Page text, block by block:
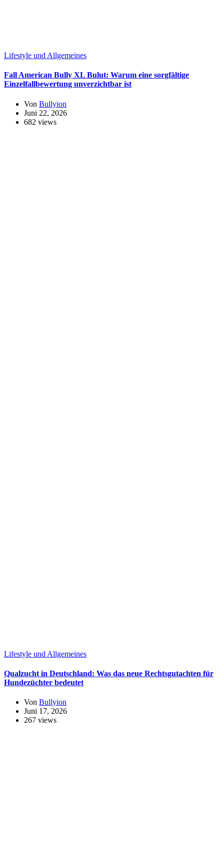
Lifestyle und Allgemeines
Fall American Bully XL Bulut: Warum eine sorgfältige
Einzelfallbewertung unverzichtbar ist
Von Bullyion
Juni 22, 2026
682 views
Lifestyle und Allgemeines
Qualzucht in Deutschland: Was das neue Rechtsgutachten für
Hundezüchter bedeutet
Von Bullyion
Juni 17, 2026
267 views